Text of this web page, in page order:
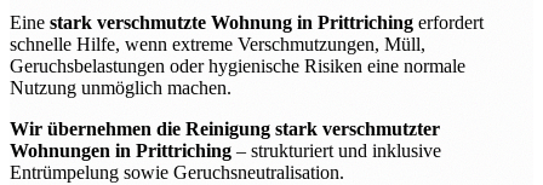
Eine stark verschmutzte Wohnung in Prittriching erfordert
schnelle Hilfe, wenn extreme Verschmutzungen, Müll,
Geruchsbelastungen oder hygienische Risiken eine normale
Nutzung unmöglich machen.
Wir übernehmen die Reinigung stark verschmutzter
Wohnungen in Prittriching– strukturiert und inklusive
Entrümpelung sowie Geruchsneutralisation.